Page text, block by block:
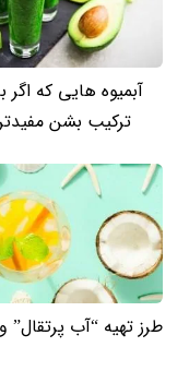
آبمیوه هایی که اگر
ترکیب بشن
طرز تهیه “آب پرتقال”